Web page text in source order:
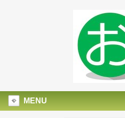
MENU